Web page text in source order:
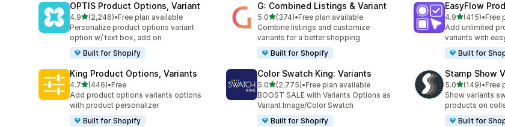
OPTIS Product Options, Variant
4.9별 5개 중
(2,246)
총 리뷰 2246개
•Free plan available
Personalize product options variant
option w/ text box, add on
Built for Shopify
G: Combined Listings & Variant
5.0별 5개 중
(374)
총 리뷰 374개
•Free plan available
Combine listings and customize
variants for a better shopping
Built for Shopify
EasyFlow
4.9별 5개 중
(415)
총 리뷰 415개
•Free
Add unlimited
variants with
Built for
King Product Options, Variants
4.7별 5개 중
(446)
총 리뷰 446개
•Free
Add product options variants options
with product personalizer
Built for Shopify
Color Swatch King: Variants
5.0별 5개 중
(2,775)
총 리뷰 2775개
•Free plan available
BOOST SALE with Variants Options as
Variant Image/Color Swatch
Built for Shopify
Stamp Show
5.0별 5개 중
(149)
총 리뷰 149개
•Free
Show variants
products on
Built for